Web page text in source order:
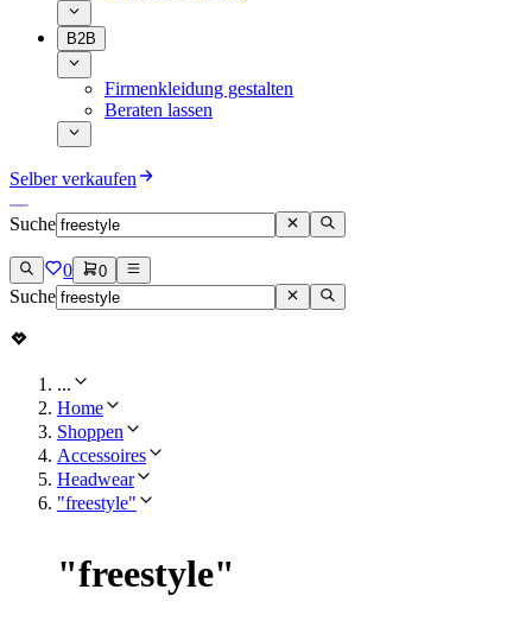
B2B
Firmenkleidung gestalten
Beraten lassen
Selber verkaufen
Suche
0 0
Suche
...
Home
Shoppen
Accessoires
Headwear
"freestyle"
"freestyle"